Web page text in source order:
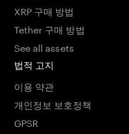
XRP 구매 방법
Tether 구매 방법
See all assets
법적 고지
이용 약관
개인정보 보호정책
GPSR